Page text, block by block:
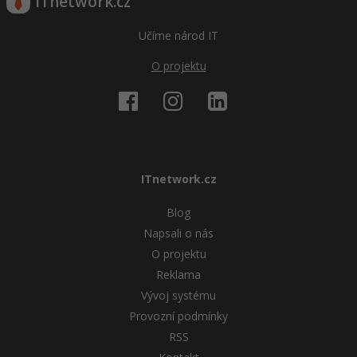
Elektronický podpis
Učíme národ IT
O projektu
ITnetwork.cz
Blog
Napsali o nás
O projektu
Reklama
Vývoj systému
Provozní podmínky
RSS